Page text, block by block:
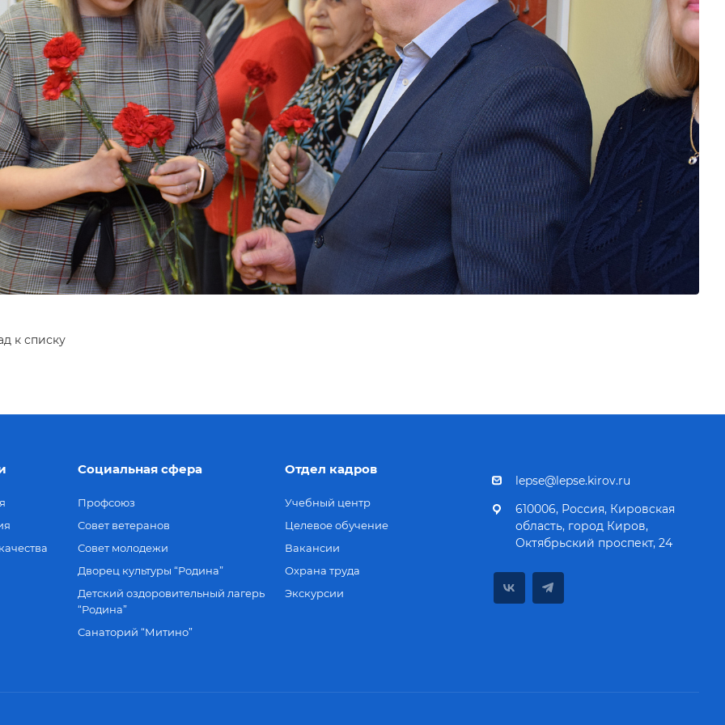
к списку
Социальная сфера
Профсоюз
Совет ветеранов
Совет молодежи
Дворец культуры “Родина”
Детский оздоровительный лагерь
“Родина”
Санаторий “Митино”
Отдел кадров
Учебный центр
Целевое обучение
Вакансии
Охрана труда
Экскурсии
lepse@lepse.kirov.ru
610006, Россия, Кировская
область, город Киров,
Октябрьский проспект, 24